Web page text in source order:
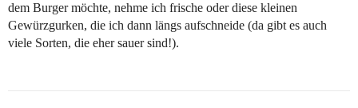
dem Burger möchte, nehme ich frische oder diese kleinen
Gewürzgurken, die ich dann längs aufschneide (da gibt es auch
viele Sorten, die eher sauer sind!).